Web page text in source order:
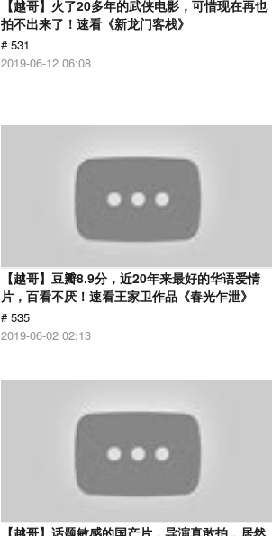
【越哥】火了20多年的武侠电影，可惜现在再也
拍不出来了！速看《新龙门客栈》
# 531
2019-06-12 06:08
【越哥】豆瓣8.9分，近20年来最好的华语爱情
片，百看不厌！速看王家卫作品《春光乍泄》
# 535
2019-06-02 02:13
【越哥】话题敏感的国产片，导演真敢拍，居然